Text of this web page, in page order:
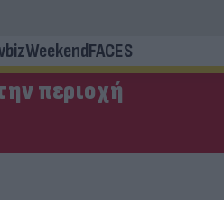
WeekendFACES
περιοχή